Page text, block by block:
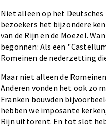
Niet alleen op het
bezoekers het bijzondere
van de Rijn en de Moezel.
begonnen: Als een
Romeinen de nederzetting
Maar niet alleen de
Anderen vonden het ook zo
Franken bouwden
hebben we imposante
Rijn uittorent. En tot slot